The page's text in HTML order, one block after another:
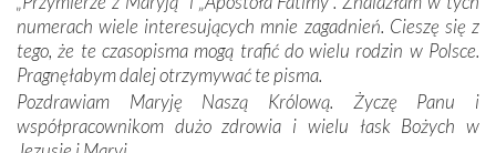
przychodziły na myśl, gdy słuchaliśmy opowieści
przewodników o portugalskich monarchach i wodzach,
zwycięskich bitwach i nieszczęśliwych losach grzesznych
kochanków.
Byli tym razem pośród Apostołów Fatimy reprezentanci
numerach wiele interesujących mnie zagadnień. Cieszę się z
tego, że te czasopisma mogą trafić do wielu rodzin w Polsce.
Pragnęłabym dalej otrzymywać te pisma.
Pozdrawiam Maryję Naszą Królową. Życzę Panu i
współpracownikom dużo zdrowia i wielu łask Bożych w